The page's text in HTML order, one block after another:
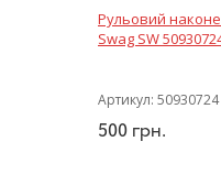
Рульовий
Swag SW
Артикул: 50930724
500 грн.